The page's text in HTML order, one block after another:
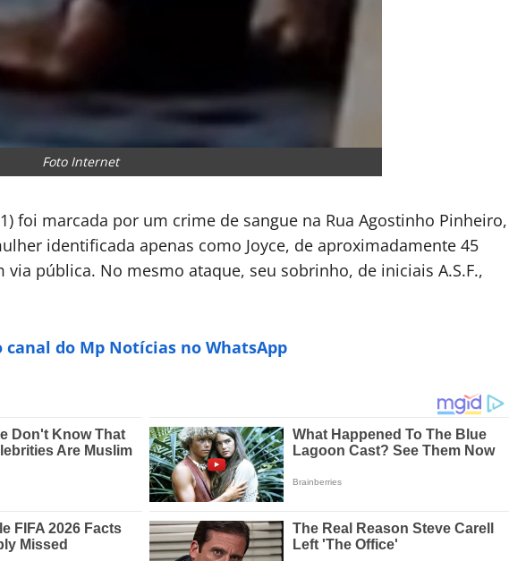
Foto Internet
foi marcada por um crime de sangue na Rua Agostinho Pinheiro,
identificada apenas como Joyce, de aproximadamente 45
pública. No mesmo ataque, seu sobrinho, de iniciais A.S.F.,
do Mp Notícias no WhatsApp